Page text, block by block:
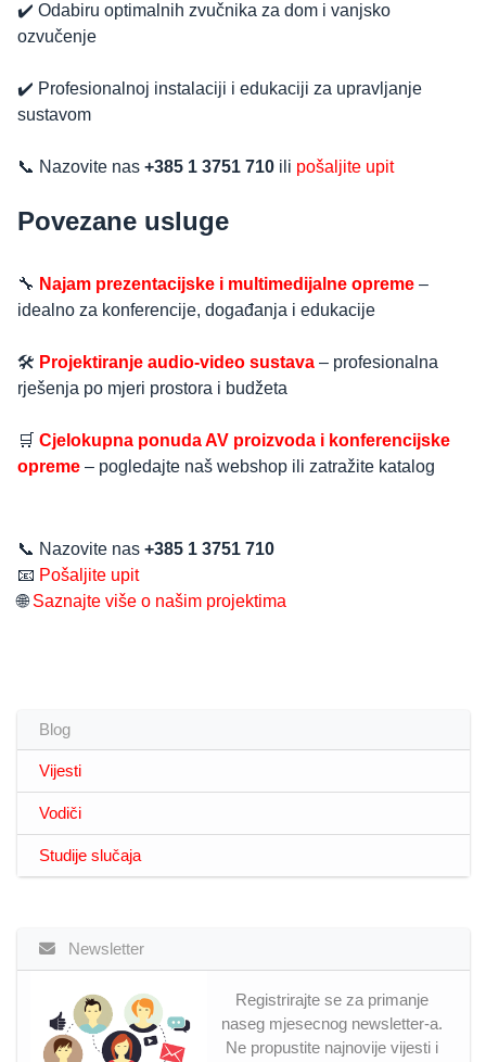
✔️ Odabiru optimalnih zvučnika za dom i vanjsko
ozvučenje
✔️ Profesionalnoj instalaciji i edukaciji za upravljanje
sustavom
📞 Nazovite nas +385 1 3751 710 ili pošaljite upit
Povezane usluge
🔧 Najam prezentacijske i multimedijalne opreme –
idealno za konferencije, događanja i edukacije
🛠️ Projektiranje audio-video sustava – profesionalna
rješenja po mjeri prostora i budžeta
🛒 Cjelokupna ponuda AV proizvoda i konferencijske
opreme – pogledajte naš webshop ili zatražite katalog
📞 Nazovite nas +385 1 3751 710
📧 Pošaljite upit
🌐Saznajte više o našim projektima
Blog
Vijesti
Vodiči
Studije slučaja
Newsletter
Registrirajte se za primanje
naseg mjesecnog newsletter-a.
Ne propustite najnovije vijesti i